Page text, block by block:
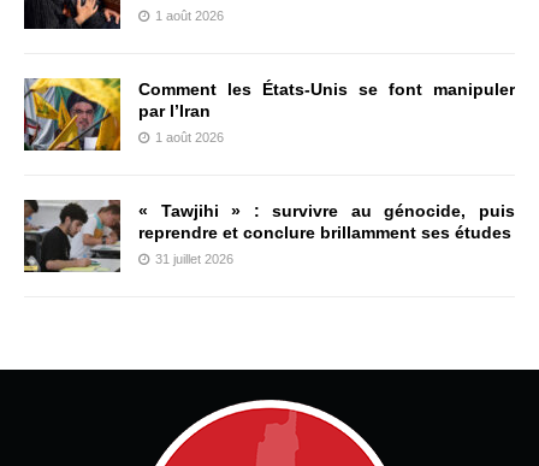
1 août 2026
Comment les États-Unis se font manipuler
par l’Iran
1 août 2026
« Tawjihi » : survivre au génocide, puis
reprendre et conclure brillamment ses études
31 juillet 2026